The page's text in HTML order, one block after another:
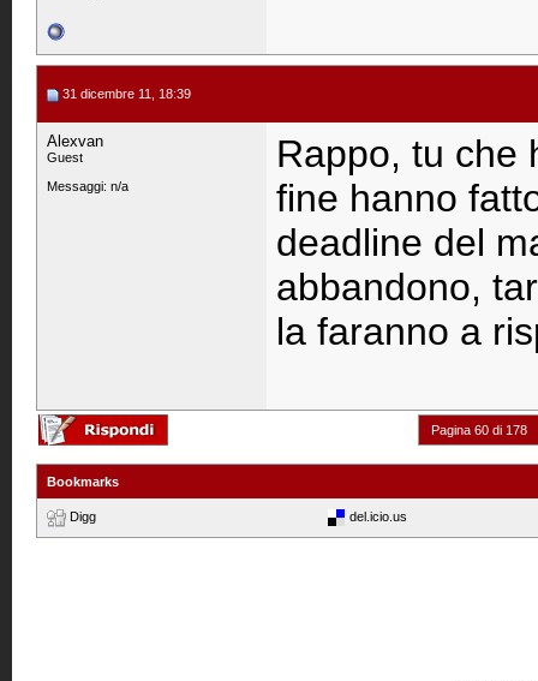
31 dicembre 11, 18:39
Alexvan
Guest
Messaggi: n/a
Rappo, tu che
fine hanno
deadline del
abbandono,
la faranno a
Pagina 60 di 178
Bookmarks
Digg del.icio.us